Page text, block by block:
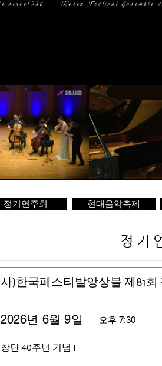
정기연주회 현대음악축제
정기
사)한국페스티발앙상블 제81회
오후 7:30
2026년 6월 9일
창단 40주년 기념1